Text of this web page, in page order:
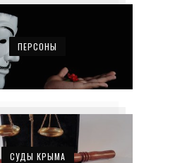
ПЕРСОНЫ
СУДЫ КРЫМА